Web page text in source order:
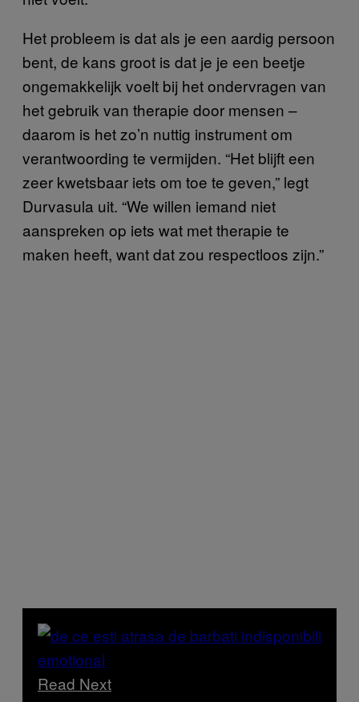
Het probleem is dat als je een aardig persoon
bent, de kans groot is dat je je een beetje
ongemakkelijk voelt bij het ondervragen van
het gebruik van therapie door mensen –
daarom is het zo’n nuttig instrument om
verantwoording te vermijden. “Het blijft een
zeer kwetsbaar iets om toe te geven,” legt
Durvasula uit. “We willen iemand niet
aanspreken op iets wat met therapie te
maken heeft, want dat zou respectloos zijn.”
Read Next